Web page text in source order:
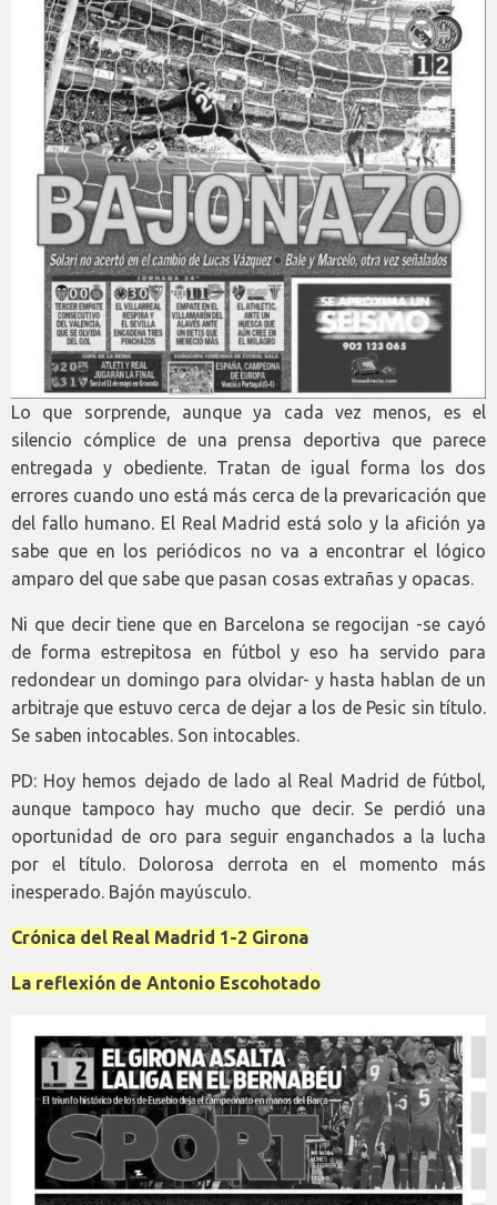
Lo que sorprende, aunque ya cada vez menos, es el
silencio cómplice de una prensa deportiva que parece
entregada y obediente. Tratan de igual forma los dos
errores cuando uno está más cerca de la prevaricación que
del fallo humano. El Real Madrid está solo y la afición ya
sabe que en los periódicos no va a encontrar el lógico
amparo del que sabe que pasan cosas extrañas y opacas.
Ni que decir tiene que en Barcelona se regocijan -se cayó
de forma estrepitosa en fútbol y eso ha servido para
redondear un domingo para olvidar- y hasta hablan de un
arbitraje que estuvo cerca de dejar a los de Pesic sin título.
Se saben intocables. Son intocables.
PD: Hoy hemos dejado de lado al Real Madrid de fútbol,
aunque tampoco hay mucho que decir. Se perdió una
oportunidad de oro para seguir enganchados a la lucha
por el título. Dolorosa derrota en el momento más
inesperado. Bajón mayúsculo.
Crónica del Real Madrid 1-2 Girona
La reflexión de Antonio Escohotado